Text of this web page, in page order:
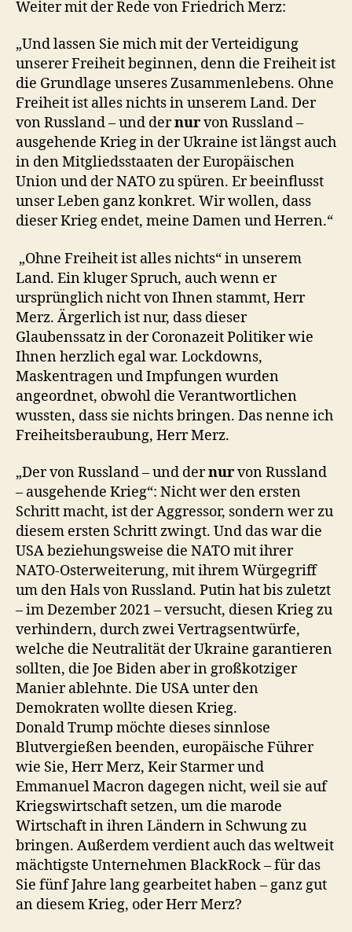
Weiter mit der Rede von Friedrich Merz:
„Und lassen Sie mich mit der Verteidigung
unserer Freiheit beginnen, denn die Freiheit ist
die Grundlage unseres Zusammenlebens. Ohne
Freiheit ist alles nichts in unserem Land. Der
von Russland – und dernurvon Russland –
ausgehende Krieg in der Ukraine ist längst auch
in den Mitgliedsstaaten der Europäischen
Union und der NATO zu spüren. Er beeinflusst
unser Leben ganz konkret. Wir wollen, dass
dieser Krieg endet, meine Damen und Herren.“
„Ohne Freiheit ist alles nichts“ in unserem
Land. Ein kluger Spruch, auch wenn er
ursprünglich nicht von Ihnen stammt, Herr
Merz. Ärgerlich ist nur, dass dieser
Glaubenssatz in der Coronazeit Politiker wie
Ihnen herzlich egal war. Lockdowns,
Maskentragen und Impfungen wurden
angeordnet, obwohl die Verantwortlichen
wussten, dass sie nichts bringen. Das nenne ich
Freiheitsberaubung, Herr Merz.
„Der von Russland – und dernurvon Russland
– ausgehende Krieg“: Nicht wer den ersten
Schritt macht, ist der Aggressor, sondern wer zu
diesem ersten Schritt zwingt. Und das war die
USA beziehungsweise die NATO mit ihrer
NATO-Osterweiterung, mit ihrem Würgegriff
um den Hals von Russland. Putin hat bis zuletzt
– im Dezember 2021 – versucht, diesen Krieg zu
verhindern, durch zwei Vertragsentwürfe,
welche die Neutralität der Ukraine garantieren
sollten, die Joe Biden aber in großkotziger
Manier ablehnte. Die USA unter den
Demokraten wollte diesen Krieg.
Donald Trump möchte dieses sinnlose
Blutvergießen beenden, europäische Führer
wie Sie, Herr Merz, Keir Starmer und
Emmanuel Macron dagegen nicht, weil sie auf
Kriegswirtschaft setzen, um die marode
Wirtschaft in ihren Ländern in Schwung zu
bringen. Außerdem verdient auch das weltweit
mächtigste Unternehmen BlackRock – für das
Sie fünf Jahre lang gearbeitet haben – ganz gut
an diesem Krieg, oder Herr Merz?